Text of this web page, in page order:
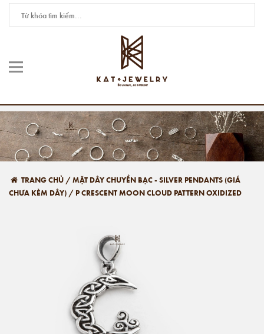
TRANG CHỦ /MẶT DÂY CHUYỀN BẠC - SILVER PENDANTS (GIÁ
CHƯA KÈM DÂY) / P CRESCENT MOON CLOUD PATTERN OXIDIZED